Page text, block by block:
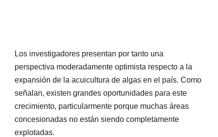
Los investigadores presentan por tanto una
perspectiva moderadamente optimista respecto a la
expansión de la acuicultura de algas en el país. Como
señalan, existen grandes oportunidades para este
crecimiento, particularmente porque muchas áreas
concesionadas no están siendo completamente
explotadas.